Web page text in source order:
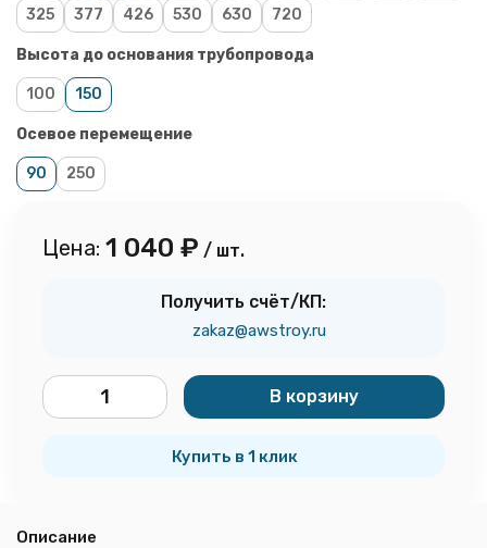
325
377 426 530 630 720
Высота до основания трубопровода
100 150
Осевое перемещение
90 250
Цена: 1 040 ₽ / шт.
Получить счёт/КП:
zakaz@awstroy.ru
В корзину
Купить в 1 клик
Описание